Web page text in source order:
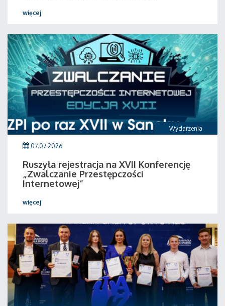
więcej
Wydarzenia
07.07.2026
Ruszyła rejestracja na XVII Konferencję
„Zwalczanie Przestępczości
Internetowej”
więcej